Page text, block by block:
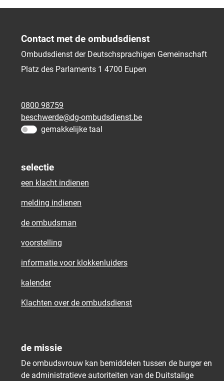
Contact met de ombudsdienst
Ombudsdienst der Deutschsprachigen Gemeinschaft
Platz des Parlaments 1 4700 Eupen
0800 98759
beschwerde@dg-ombudsdienst.be
gemakkelijke taal
selectie
een klacht indienen
melding indienen
de ombudsman
voorstelling
informatie voor klokkenluiders
kalender
Klachten over de ombudsdienst
de missie
De ombudsvrouw kan bemiddelen tussen de burger en
de administratieve autoriteiten van de Duitstalige